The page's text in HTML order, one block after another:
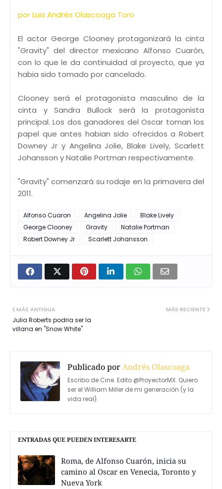
por Luis Andrés Olascoaga Toro
El actor George Clooney protagonizará la cinta
"Gravity" del director mexicano Alfonso Cuarón,
con lo que le da continuidad al proyecto, que ya
habia sido tomado por cancelado.
Clooney será el protagonista masculino de la
cinta y Sandra Bullock será la protagonista
principal. Los dos ganadores del Oscar toman los
papel que antes habian sido ofrecidos a Robert
Downey Jr y Angelina Jolie, Blake Lively, Scarlett
Johansson y Natalie Portman respectivamente.
"Gravity" comenzará su rodaje en la primavera del
2011.
Alfonso Cuaron Angelina Jolie
Blake Lively
George Clooney
Gravity
Natalie Portman
Robert Downey Jr
Scarlett Johansson
MÁS RECIENTE
MÁS ANTIGUA
Julia Roberts podria ser la
villana en "Snow White"
Publicado porAndrés Olascoaga
Escribo de Cine. Edito @ProyectorMX. Quiero
ser el William Miller de mi generación (y la
vida real).
ENTRADAS QUE PUEDEN INTERESARTE
Roma, de Alfonso Cuarón, inicia su
camino al Oscar en Venecia, Toronto y
Nueva York